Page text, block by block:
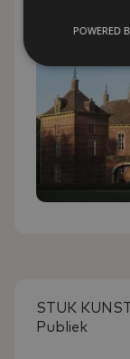
STUK
Publiek
POWERED